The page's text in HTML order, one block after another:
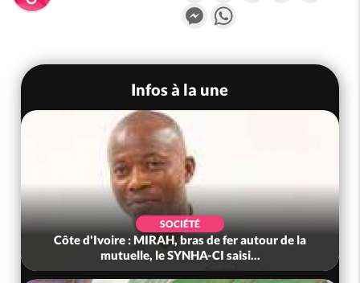
Messenger
Infos à la une
POLITIQUE
: Fête nationale, Alassane
accorde la grâce à 4 661...
Côte d'Ivoire
tonnes de